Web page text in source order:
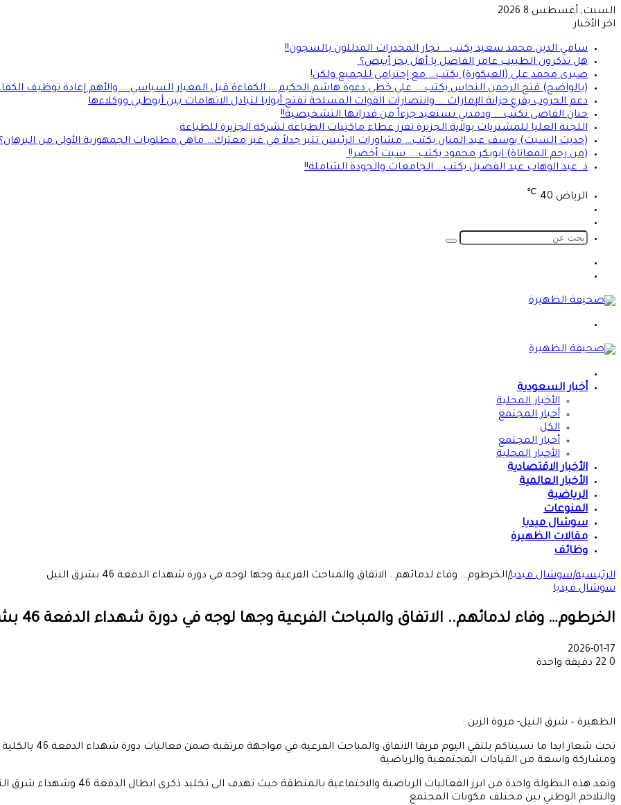
السبت, أغسطس 8 2026
اخر الأخبار
سامي الدين محمد سعيد يكتب… تجار المخدرات المدللون بالسجون!!
هل تذكرون الطبيب عامر الفاضل يا أهل بحر أبيض؟
صبرى محمد علي (العيكورة) يكتب… مع إحترامي للجميع ولكن!
(بالواضح) فتح الرحمن النحاس يكتب…. علي خطي دعوة هاشم الحكيم…. الكفاءة قبل المعيار السياسي…. والأهم إعادة توظيف
دعم الحروب يفرغ خزانة الإمارات … وانتصارات القوات المسلحة تفتح أبوابا لتبادل الاتهامات بين أبوظبي ووكلاءها
حنان القاضى تكتب…. ودمدني تستعيد جزءاً من قدراتها التشخيصية!!
اللجنة العليا للمشتريات بولاية الجزيرة تفرز عطاء ماكينات الطباعة لشركة الجزيرة للطباعة
(حديث السبت) يوسف عبد المنان يكتب… مشاورات الرئيس تثير جدلاً في غير معترك… ماهي مطلوبات الجمهورية الأولى من
(من رحم المعاناة) ابوبكر محمود يكتب…. سبت أخضر!!
د. عبد الوهاب عبد الفضيل يكتب… الجامعات والجودة الشاملة!!
الرياض 40
℃
المظلم
بحث
أخبار السعودية
الأخبار المحلية
أخبار المجتمع
الكل
أخبار المجتمع
الأخبار المحلية
الأخبار الاقتصادية
الأخبار العالمية
الرياضية
المنوعات
سوشال ميديا
مقالات الظهيرة
وظائف
الرئيسية|سوشال ميديا|الخرطوم… وفاء لدمائهم.. الاتفاق والمباحث الفرعية وجها لوجه في دورة شهداء الدفعة 46 بشرق النيل
سوشال ميديا
الخرطوم… وفاء لدمائهم.. الاتفاق والمباحث الفرعية وجها لوجه في دورة شهداء الدفعة 46 بشرق النيل
2026-01-17
0
دقيقة واحدة
الظهيرة – شرق النيل- مروة الزين :
تحت شعار ابدا ما
ومشاركة واسعة من القيادات المجتمعية والرياضية
وتعد هذه البطولة واحدة من ابرز
والتلاحم الوطني بين مختلف مكونات المجتمع